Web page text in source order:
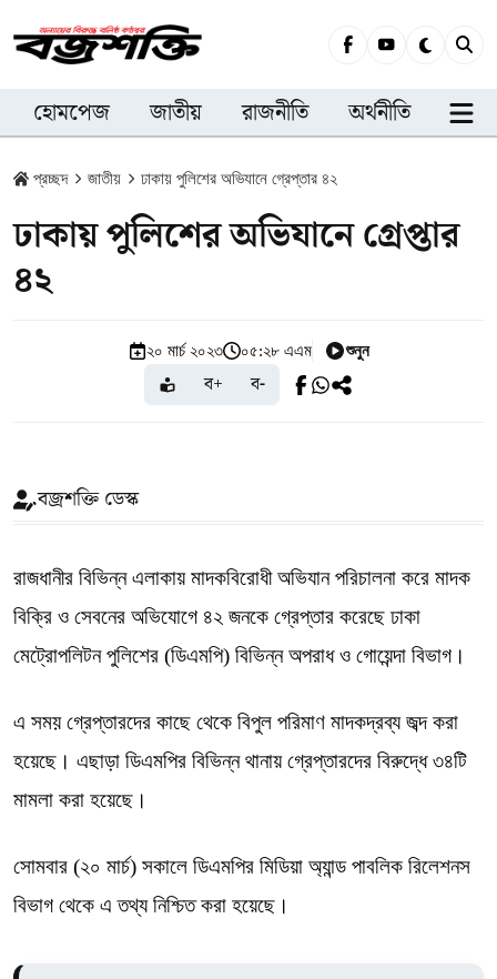
হোমপেজ জাতীয় রাজনীতি অর্থনীতি
প্রচ্ছদ জাতীয় ঢাকায় পুলিশের অভিযানে গ্রেপ্তার ৪২
ঢাকায় পুলিশের অভিযানে গ্রেপ্তার
৪২
২০ মার্চ ২০২৩ ০৫:২৮ এএম শুনুন
ব+ ব-
বজ্রশক্তি ডেস্ক
রাজধানীর বিভিন্ন এলাকায় মাদকবিরোধী অভিযান পরিচালনা করে মাদক
বিক্রি ও সেবনের অভিযোগে ৪২ জনকে গ্রেপ্তার করেছে ঢাকা
মেট্রোপলিটন পুলিশের (ডিএমপি) বিভিন্ন অপরাধ ও গোয়েন্দা বিভাগ।
এ সময় গ্রেপ্তারদের কাছে থেকে বিপুল পরিমাণ মাদকদ্রব্য জব্দ করা
হয়েছে। এছাড়া ডিএমপির বিভিন্ন থানায় গ্রেপ্তারদের বিরুদ্ধে ৩৪টি
মামলা করা হয়েছে।
সোমবার (২০ মার্চ) সকালে ডিএমপির মিডিয়া অ্যান্ড পাবলিক রিলেশনস
বিভাগ থেকে এ তথ্য নিশ্চিত করা হয়েছে।